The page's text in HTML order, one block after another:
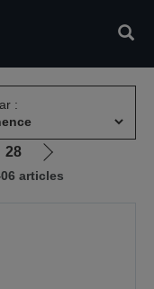
:
28
Aller
à
articles